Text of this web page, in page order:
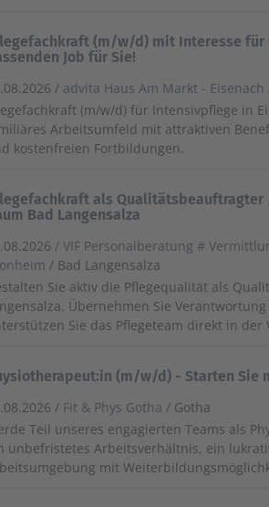
(m/w/d) mit Interesse für
Job für Sie!
/ advita Haus Am Markt - Eisenach
(m/w/d) für Intensivpflege in
Arbeitsumfeld mit attraktiven
kostenfreien Fortbildungen.
als Qualitätsbeauftragter
Bad Langensalza
/VIF Personalberatung #
/ Bad Langensalza
Sie aktiv die Pflegequalität als
Übernehmen Sie
Sie das Pflegeteam direkt in der
(m/w/d) - Starten Sie
/ Fit & Phys Gotha / Gotha
Teil unseres engagierten Teams als
unbefristetes Arbeitsverhältnis, ein
mit